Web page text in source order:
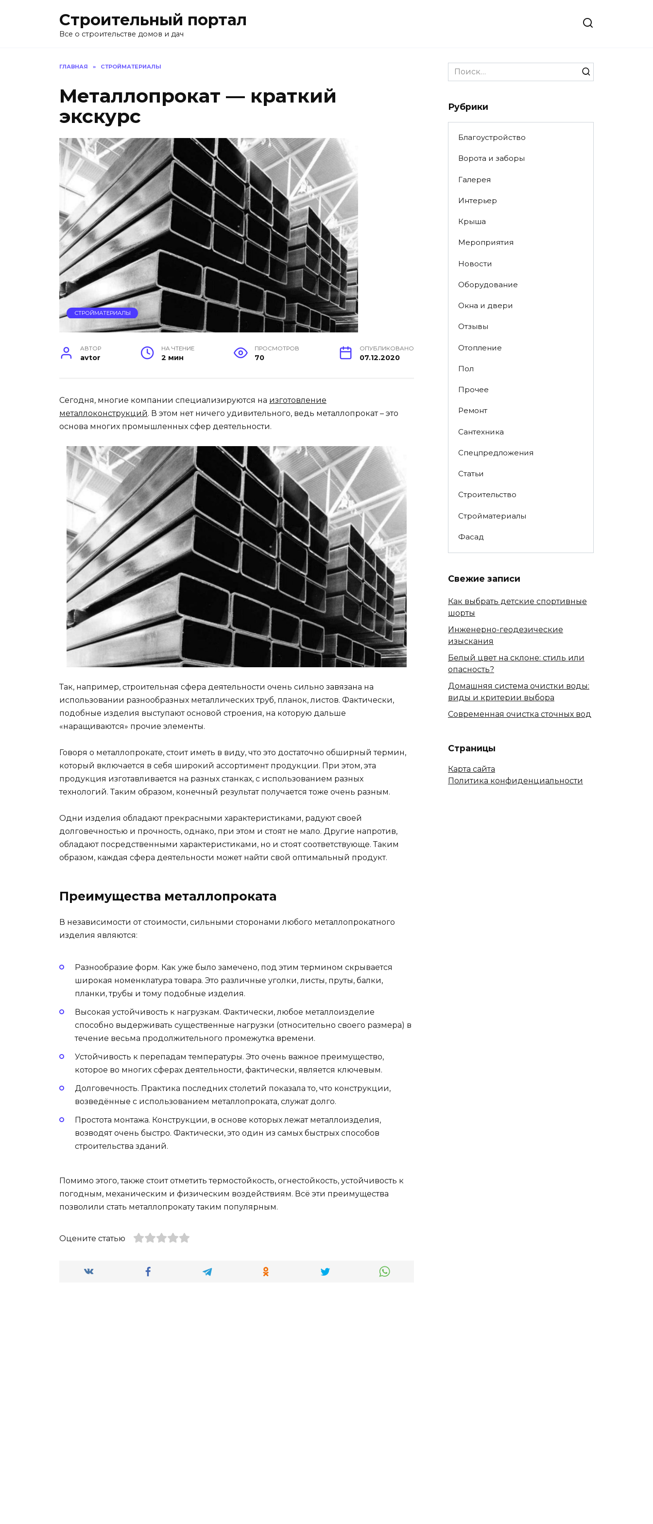
Строительный портал
Все о строительстве домов и дач
ГЛАВНАЯ » СТРОЙМАТЕРИАЛЫ
Металлопрокат — краткий
экскурс
СТРОЙМАТЕРИАЛЫ
АВТОР
avtor
НА ЧТЕНИЕ
2 мин
ПРОСМОТРОВ
70
ОПУБЛИКОВАНО
07.12.2020
Сегодня, многие компании специализируются на изготовление
металлоконструкций. В этом нет ничего удивительного, ведь металлопрокат – это
основа многих промышленных сфер деятельности.
Так, например, строительная сфера деятельности очень сильно завязана на
использовании разнообразных металлических труб, планок, листов. Фактически,
подобные изделия выступают основой строения, на которую дальше
«наращиваются» прочие элементы.
Говоря о металлопрокате, стоит иметь в виду, что это достаточно обширный термин,
который включается в себя широкий ассортимент продукции. При этом, эта
продукция изготавливается на разных станках, с использованием разных
технологий. Таким образом, конечный результат получается тоже очень разным.
Одни изделия обладают прекрасными характеристиками, радуют своей
долговечностью и прочность, однако, при этом и стоят не мало. Другие напротив,
обладают посредственными характеристиками, но и стоят соответствующе. Таким
образом, каждая сфера деятельности может найти свой оптимальный продукт.
Преимущества металлопроката
В независимости от стоимости, сильными сторонами любого металлопрокатного
изделия являются:
Разнообразие форм. Как уже было замечено, под этим термином скрывается
широкая номенклатура товара. Это различные уголки, листы, пруты, балки,
планки, трубы и тому подобные изделия.
Высокая устойчивость к нагрузкам. Фактически, любое металлоизделие
способно выдерживать существенные нагрузки (относительно своего размера) в
течение весьма продолжительного промежутка времени.
Устойчивость к перепадам температуры. Это очень важное преимущество,
которое во многих сферах деятельности, фактически, является ключевым.
Долговечность. Практика последних столетий показала то, что конструкции,
возведённые с использованием металлопроката, служат долго.
Простота монтажа. Конструкции, в основе которых лежат металлоизделия,
возводят очень быстро. Фактически, это один из самых быстрых способов
строительства зданий.
Помимо этого, также стоит отметить термостойкость, огнестойкость, устойчивость к
погодным, механическим и физическим воздействиям. Всё эти преимущества
позволили стать металлопрокату таким популярным.
Оцените статью
Search
for:
Рубрики
Благоустройство
Ворота и заборы
Галерея
Интерьер
Крыша
Мероприятия
Новости
Оборудование
Окна и двери
Отзывы
Отопление
Пол
Прочее
Ремонт
Сантехника
Спецпредложения
Статьи
Строительство
Стройматериалы
Фасад
Свежие записи
Как выбрать детские спортивные
шорты
Инженерно-геодезические
изыскания
Белый цвет на склоне: стиль или
опасность?
Домашняя система очистки воды:
виды и критерии выбора
Современная очистка сточных вод
Страницы
Карта сайта
Политика конфиденциальности